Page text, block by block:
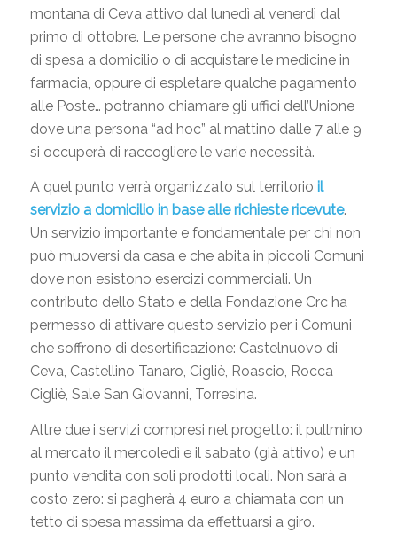
montana di Ceva attivo dal lunedì al venerdì dal
primo di ottobre. Le persone che avranno bisogno
di spesa a domicilio o di acquistare le medicine in
farmacia, oppure di espletare qualche pagamento
alle Poste… potranno chiamare gli uffici dell’Unione
dove una persona “ad hoc” al mattino dalle 7 alle 9
si occuperà di raccogliere le varie necessità.
A quel punto verrà organizzato sul territorio il
servizio a domicilio in base alle richieste ricevute.
Un servizio importante e fondamentale per chi non
può muoversi da casa e che abita in piccoli Comuni
dove non esistono esercizi commerciali. Un
contributo dello Stato e della Fondazione Crc ha
permesso di attivare questo servizio per i Comuni
che soffrono di desertificazione: Castelnuovo di
Ceva, Castellino Tanaro, Cigliè, Roascio, Rocca
Cigliè, Sale San Giovanni, Torresina.
Altre due i servizi compresi nel progetto: il pullmino
al mercato il mercoledì e il sabato (già attivo) e un
punto vendita con soli prodotti locali. Non sarà a
costo zero: si pagherà 4 euro a chiamata con un
tetto di spesa massima da effettuarsi a giro.